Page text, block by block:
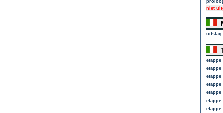
niet
uitslag
etappe
etappe
etappe
etappe
etappe
etappe
etappe